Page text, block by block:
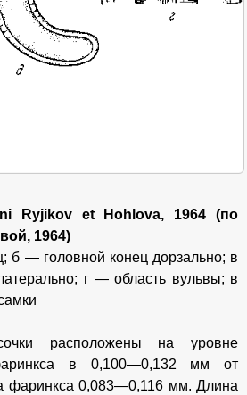
Ryjikov et Hohlova, 1964 (по
1964)
б — головной конец дорзально; в
г — область вульвы; в
расположены на уровне
в 0,100—0,132 мм от
фаринкса 0,083—0,116 мм. Длина